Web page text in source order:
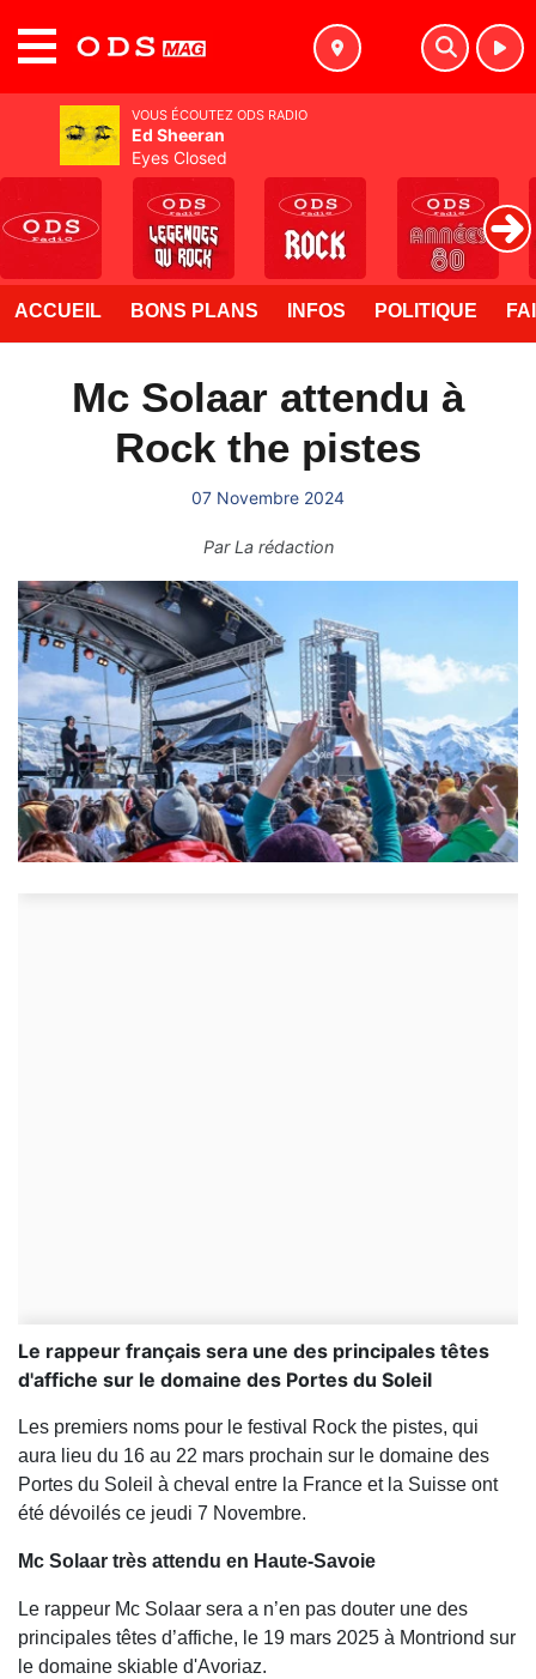
ACCUEIL BONS PLANS INFOS POLITIQUE
Mc Solaar attendu à
Rock the pistes
07 Novembre 2024
ParLa rédaction
Le rappeur français sera une des principales têtes
d'affiche sur le domaine des Portes du Soleil
Les premiers noms pour le festival Rock the pistes, qui
aura lieu du 16 au 22 mars prochain sur le domaine des
Portes du Soleil à cheval entre la France et la Suisse ont
été dévoilés ce jeudi 7 Novembre.
Mc Solaar très attendu en Haute-Savoie
Le rappeur Mc Solaar sera a n’en pas douter une des
principales têtes d’affiche, le 19 mars 2025 à Montriond sur
le domaine skiable d'Avoriaz.
VOUS ÉCOUTEZ ODS RADIO
Ed Sheeran
Eyes Closed